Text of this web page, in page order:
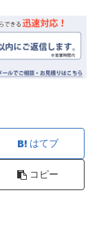
はてブ
コピー